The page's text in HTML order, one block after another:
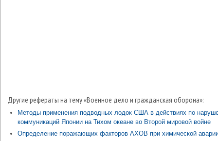
Другие рефераты на тему «Военное дело и гражданская оборона»:
Методы применения подводных лодок США в действиях по
коммуникаций Японии на Тихом океане во Второй мировой войне
Определение поражающих факторов АХОВ при химической